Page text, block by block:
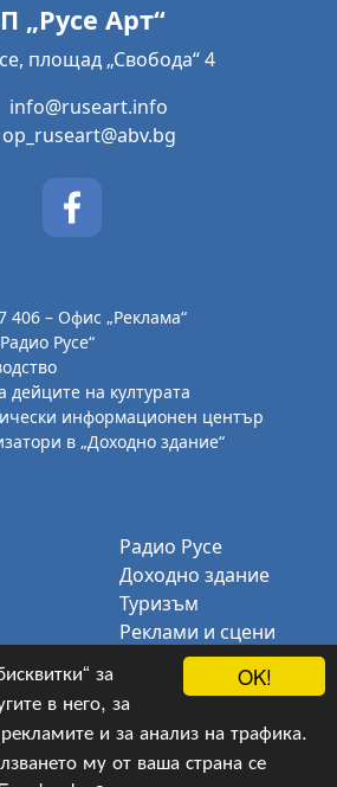
OK!
за
в него, за
и за анализ на трафика.
му от ваша страна се
„Русе Арт“
площад „Свобода“ 4
info@ruseart.info
op_ruseart@abv.bg
406 – Офис „Реклама“
Русе“
дейците на културата
информационен център
в „Доходно здание“
Радио Русе
Доходно здание
Туризъм
Реклами и сцени
Биг Бенд Русе